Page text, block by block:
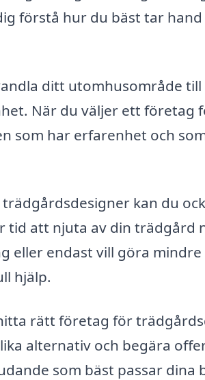
förstå hur du bäst tar
ditt utomhusområde
När du väljer ett företag
som har erfarenhet och
kan du
tid att njuta av din trädgård
eller endast vill göra
hjälp.
rätt företag för
alternativ och begära
som bäst passar dina